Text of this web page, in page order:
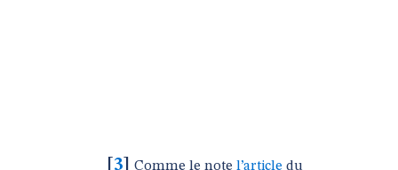
3 Comme le note l’article du